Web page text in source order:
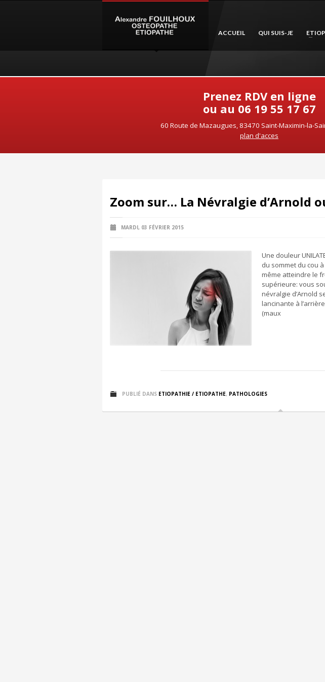
ACCUEIL QUI SUIS-JE
Prenez RDV en ligne
ou au 06 19 55 17 67
60 Route de Mazaugues, 83470 Saint-Maximin-la-
plan d'acces
Zoom sur… La Névralgie d’Arnold
MARDI, 03 FÉVRIER 2015
Une douleur
du sommet du cou
même atteindre le
supérieure: vous
névralgie d’Arnold
lancinante à
(maux
PUBLIÉ DANS ETIOPATHIE / ETIOPATHE, PATHOLOGIES